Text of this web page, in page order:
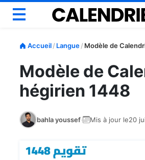
Scolaire
Semainiers
Outils
Accueil/Langue/Modèle de
Modèle de
hégirien 1448
bahla youssef· Mis à jour le20